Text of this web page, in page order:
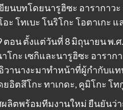
ยนบทโดยนารูฮิซะ อารากาว
โทเบะ โนริโกะ โอตาเกะ
อน ตั้งแต่วันที่ 8 มิถุนายน พ.
โกะ เซกิและนารูฮิซะ อารา
วานางะมาทำหน้าที่ผู้กำกับแ
อิตสึโกะ ทาเกดะ, คูมิโกะ โ
ลิตพร้อมทีมงานใหม่ ยืนยันว่